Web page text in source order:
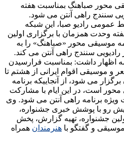
محور صباهنگ بمناسبت هفته
سنندج راهی آنتن می شود.
عمومی رادیو صبا، این شبکه
وحدت همزمان با برگزاری اولین
موسیقی محور «صباهنگ» را به
سنندج راهی آنتن می کند.
اظهار داشت: بمناسبت فرارسیدن
و موسیقی اقوام ایرانی از هشتم تا
می شود، از آنجاییکه برنامه
است، در این ایام با مشارکت
برنامه راهی آنتن می شود. وی
پیش رو با پوشش خبری جشنواره،
جشنواره، تهیه گزارش، پخش
و گفتگو با هنرمندان همراه